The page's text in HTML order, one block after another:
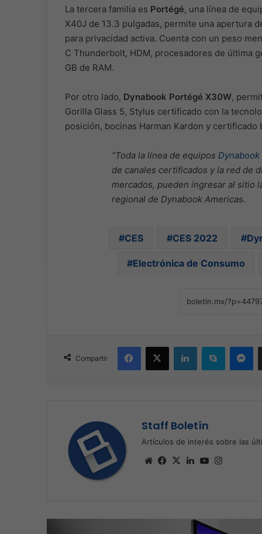
La tercera familia es Portégé, una línea de
X40J de 13.3 pulgadas, permite una apertura
para privacidad activa. Cuenta con un peso
C Thunderbolt, HDM, procesadores de última
GB de RAM.
Por otro lado, Dynabook Portégé X30W,
Gorilla Glass 5, Stylus certificado con la
posición, bocinas Harman Kardon y certificado
“Toda la línea de equipos Dynabook
de canales certificados y la red de
mercados, pueden ingresar al sitio
regional de Dynabook Americas.
CES CES 2022
Electrónica de Consumo
Compartir
Facebook
X LinkedInSkype
Staff Boletín
Artículos de interés sobre las
SitioFacebook
X LinkedInYouTube